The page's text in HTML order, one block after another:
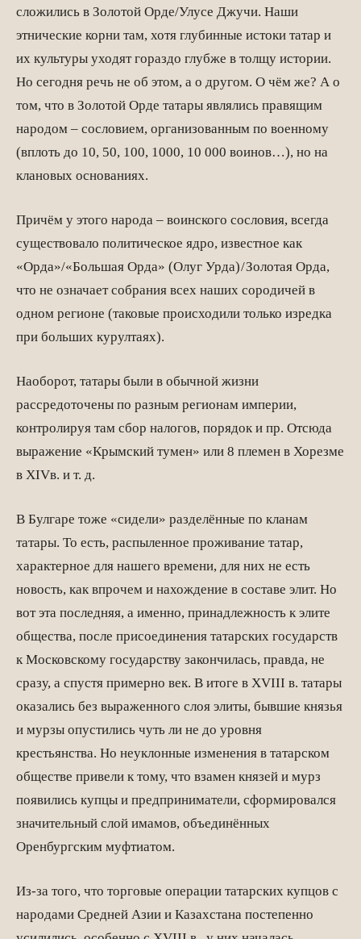
сложились в Золотой Орде/Улусе Джучи. Наши
этнические корни там, хотя глубинные истоки татар и
их культуры уходят гораздо глубже в толщу истории.
Но сегодня речь не об этом, а о другом. О чём же? А о
том, что в Золотой Орде татары являлись правящим
народом – сословием, организованным по военному
(вплоть до 10, 50, 100, 1000, 10 000 воинов…), но на
клановых основаниях.
Причём у этого народа – воинского сословия, всегда
существовало политическое ядро, известное как
«Орда»/«Большая Орда» (Олуг Урда) / Золотая Орда,
что не означает собрания всех наших сородичей в
одном регионе (таковые происходили только изредка
при больших курултаях).
Наоборот, татары были в обычной жизни
рассредоточены по разным регионам империи,
контролируя там сбор налогов, порядок и пр. Отсюда
выражение «Крымский тумен» или 8 племен в Хорезме
в XIVв. и т. д.
В Булгаре тоже «сидели» разделённые по кланам
татары. То есть, распыленное проживание татар,
характерное для нашего времени, для них не есть
новость, как впрочем и нахождение в составе элит. Но
вот эта последняя, а именно, принадлежность к элите
общества, после присоединения татарских государств
к Московскому государству закончилась, правда, не
сразу, а спустя примерно век. В итоге в XVIII в. татары
оказались без выраженного слоя элиты, бывшие князья
и мурзы опустились чуть ли не до уровня
крестьянства. Но неуклонные изменения в татарском
обществе привели к тому, что взамен князей и мурз
появились купцы и предприниматели, сформировался
значительный слой имамов, объединённых
Оренбургским муфтиатом.
Из-за того, что торговые операции татарских купцов с
народами Средней Азии и Казахстана постепенно